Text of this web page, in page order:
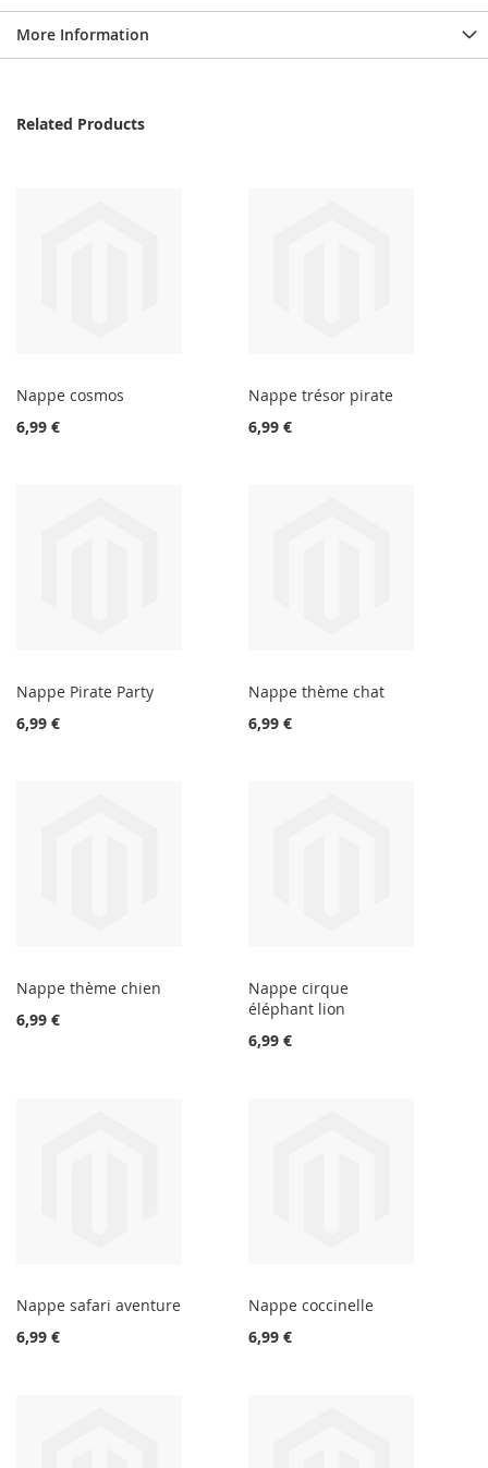
More Information
Related Products
Nappe cosmos
6,99 €
Nappe trésor pirate
6,99 €
Nappe Pirate Party
6,99 €
Nappe thème chat
6,99 €
Nappe thème chien
6,99 €
Nappe cirque
éléphant lion
6,99 €
Nappe safari aventure
6,99 €
Nappe coccinelle
6,99 €